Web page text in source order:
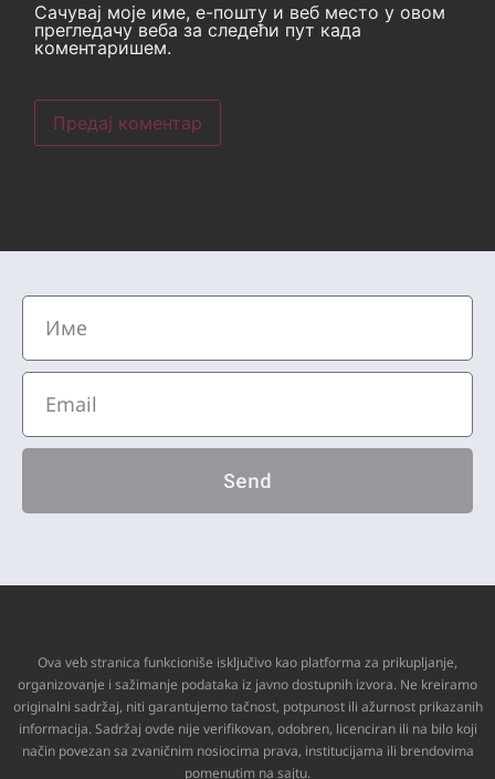
Сачувај моје име, е-пошту и веб место у овом
прегледачу веба за следећи пут када
коментаришем.
Send
Ova veb stranica funkcioniše isključivo kao platforma za prikupljanje,
organizovanje i sažimanje podataka iz javno dostupnih izvora. Ne kreiramo
originalni sadržaj, niti garantujemo tačnost, potpunost ili ažurnost prikazanih
informacija. Sadržaj ovde nije verifikovan, odobren, licenciran ili na bilo koji
način povezan sa zvaničnim nosiocima prava, institucijama ili brendovima
pomenutim na sajtu.